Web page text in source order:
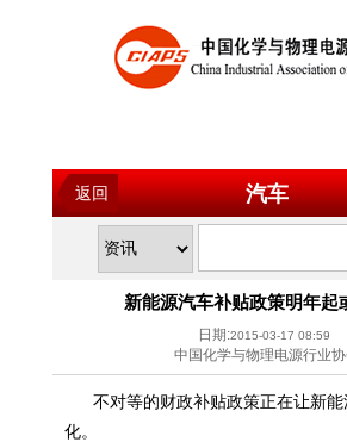
返回 汽车
新能源汽车补贴政策明年起
日期:2015-03-17 08:59
中国化学与物理电源行业
不对等的财政补贴政策正在让新能
化。